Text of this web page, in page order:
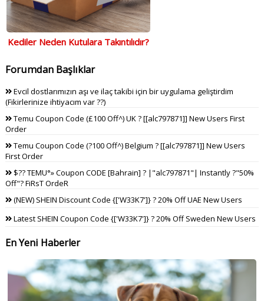
Kediler Neden Kutulara Takıntılıdır?
Forumdan Başlıklar
Evcil dostlarımızın aşı ve ilaç takibi için bir uygulama geliştirdim
(Fikirlerinize ihtiyacım var ??)
Temu Coupon Code (£100 Off^) UK ? [[alc797871]] New Users First
Order
Temu Coupon Code (?100 Off^) Belgium ? [[alc797871]] New Users
First Order
$?? TEMU°» Coupon CODE [Bahrain] ? |"alc797871"| Instantly ?"50%
Off"? FiRsT OrdeR
(NEW) SHEIN Discount Code {['W33K7']} ? 20% Off UAE New Users
Latest SHEIN Coupon Code {['W33K7']} ? 20% Off Sweden New Users
En Yeni Haberler